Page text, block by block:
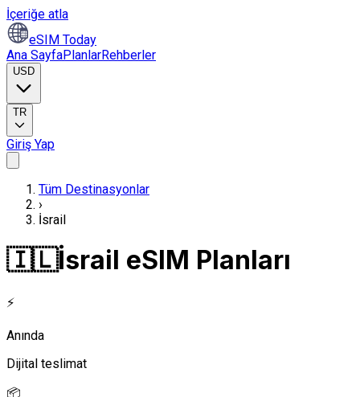
İçeriğe atla
eSIM Today
Ana SayfaPlanlarRehberler
USD
TR
Giriş Yap
Tüm Destinasyonlar
›
İsrail
🇮🇱İsrail eSIM Planları
⚡
Anında
Dijital teslimat
📦